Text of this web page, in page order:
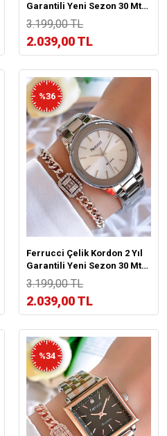
Garantili Yeni Sezon 30 Mt
Suya Dayanıklı Kadın Kol
Saati B.03412.M04X
3.199,00 TL
2.039,00 TL
%36
Ferrucci Çelik Kordon 2 Yıl
Garantili Yeni Sezon 30 Mt
Suya Dayanıklı Kadın Kol
Saati B.03412.M01X
3.199,00 TL
2.039,00 TL
%34